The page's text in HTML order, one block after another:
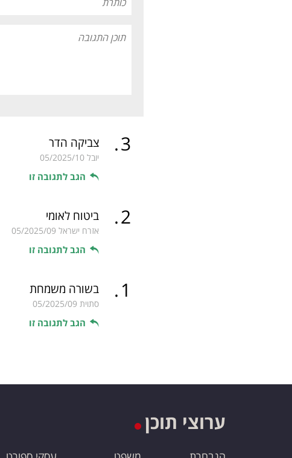
3
. צביקה הדר
יובל 05/2025/10
הגב לתגובה זו
2
. ביטוח לאומי
אזרח ישראל 05/2025/09
הגב לתגובה זו
1
. בשורה משמחת
סתוית 05/2025/09
הגב לתגובה זו
ערוצי תוכן